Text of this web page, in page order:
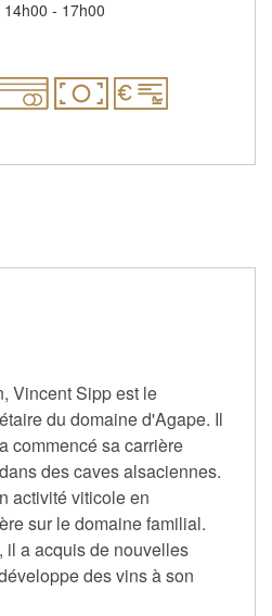
- 17h00
Vincent Sipp est le
du domaine d'Agape. Il
commencé sa carrière
des caves alsaciennes.
activité viticole en
sur le domaine familial.
il a acquis de nouvelles
des vins à son